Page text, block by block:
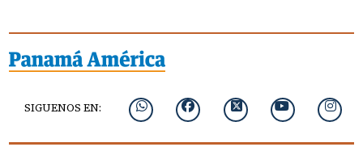
SIGUENOS EN: